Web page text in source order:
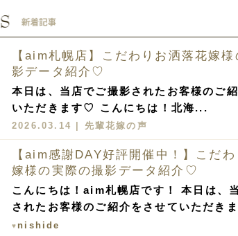
【aim札幌店】こだわりお洒落花嫁様
影データ紹介♡
本日は、当店でご撮影されたお客様のご
いただきます♡ こんにちは！北海...
2026.03.14 | 先輩花嫁の声
【aim感謝DAY好評開催中！】こだ
嫁様の実際の撮影データ紹介♡
こんにちは！aim札幌店です！ 本日は、
されたお客様のご紹介をさせていただき
♥ nishide